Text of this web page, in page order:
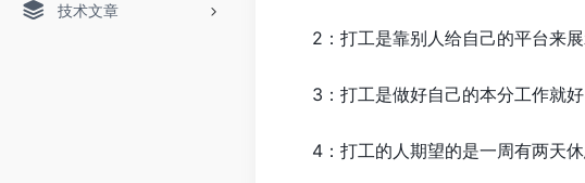
技术文章
2：打工是靠别人给自己的平台来展
3：打工是做好自己的本分工作就好
4：打工的人期望的是一周有两天休